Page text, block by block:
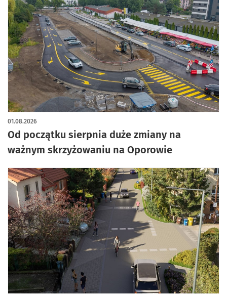
Od początku sierpnia duże zmiany na
ważnym skrzyżowaniu na Oporowie
01.08.2026
artykuł z galerią zdjęć